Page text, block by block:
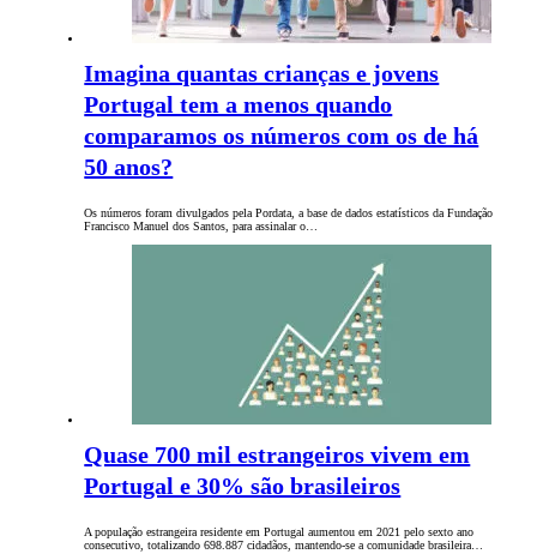
Imagina quantas crianças e jovens
Portugal tem a menos quando
comparamos os números com os de há
50 anos?
Os números foram divulgados pela Pordata, a base de dados estatísticos da Fundação
Francisco Manuel dos Santos, para assinalar o…
Quase 700 mil estrangeiros vivem em
Portugal e 30% são brasileiros
A população estrangeira residente em Portugal aumentou em 2021 pelo sexto ano
consecutivo, totalizando 698.887 cidadãos, mantendo-se a comunidade brasileira…